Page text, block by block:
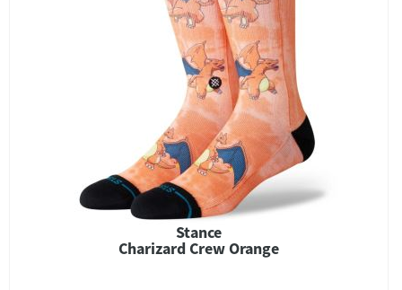
Stance
Charizard Crew Orange